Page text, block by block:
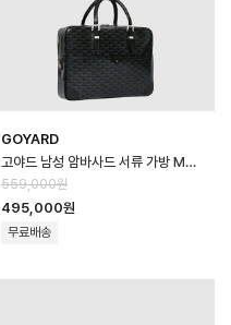
GOYARD
고야드 남성 암바사드 서류 가방 MM - Goyard Mens Ambassador Brie…
559,000원
495,000원
무료배송